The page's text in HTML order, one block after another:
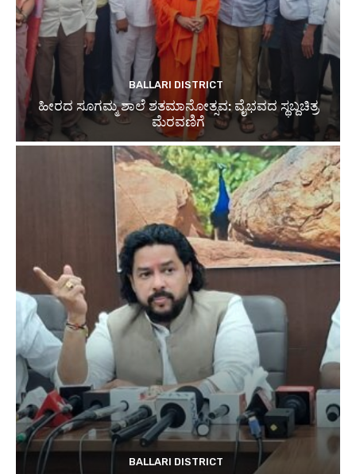
BALLARI DISTRICT
ಹೀರದ ಸೂಗಮ್ಮ ಶಾಲೆ ಶತಮಾನೋತ್ಸವ: ವೈಭವದ ಸ್ಥಬ್ದಚಿತ್ರ
ಮೆರವಣಿಗೆ
BALLARI DISTRICT